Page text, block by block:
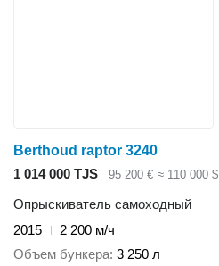
Berthoud raptor 3240
1 014 000 TJS
95 200 € ≈ 110 000 $
Опрыскиватель самоходный
2015
2 200 м/ч
Объем бункера 3 250 л